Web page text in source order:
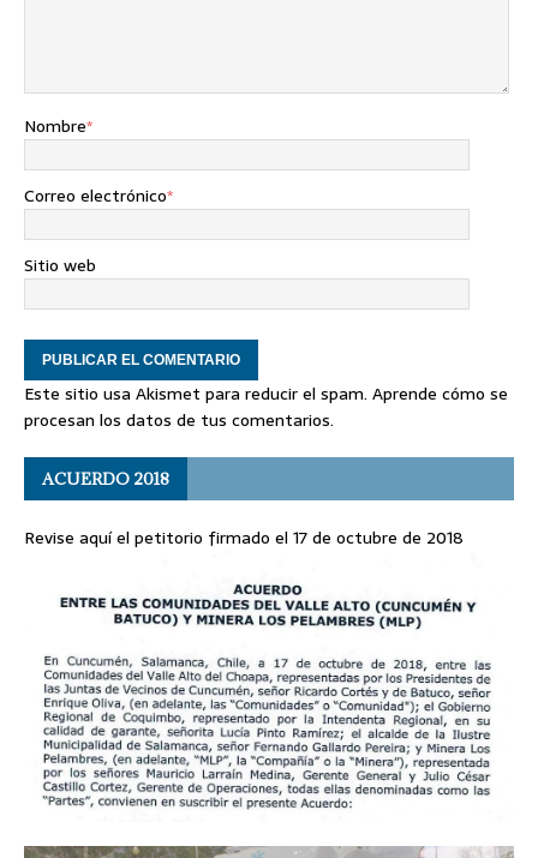
Nombre*
Correo electrónico*
Sitio web
Este sitio usa Akismet para reducir el spam. Aprende cómo se
procesan los datos de tus comentarios.
ACUERDO 2018
Revise aquí el petitorio firmado el 17 de octubre de 2018